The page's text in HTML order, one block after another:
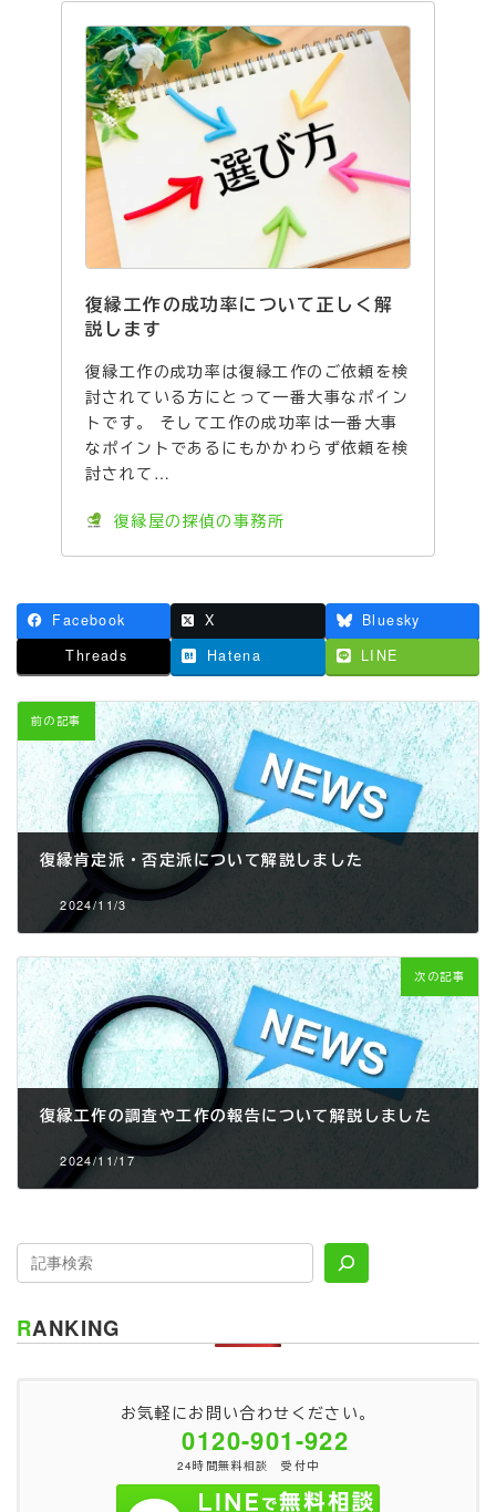
復縁工作の成功率について正しく解
説します
復縁工作の成功率は復縁工作のご依頼を検
討されている方にとって一番大事なポイン
トです。 そして工作の成功率は一番大事
なポイントであるにもかかわらず依頼を検
討されて…
復縁屋の探偵の事務所
Facebook X
Bluesky
Threads
Hatena LINE
前の記事
復縁肯定派・否定派について解説しました
2024/11/3
次の記事
復縁工作の調査や工作の報告について解説しました
2024/11/17
RANKING
お気軽にお問い合わせください。
0120-901-922
24時間無料相談 受付中